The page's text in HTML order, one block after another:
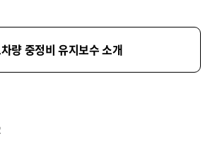
량 중정비 유지보수 소개